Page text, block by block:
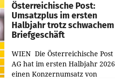
Österreichische Post:
Umsatzplus im ersten
Halbjahr trotz schwachem
Briefgeschäft
WIEN Die Österreichische Post
AG hat im ersten Halbjahr 2026
einen Konzernumsatz von